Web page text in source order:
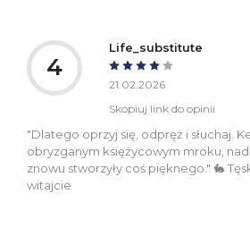
4
Life_substitute
21.02.2026
Skopiuj link do opinii
"Dlatego oprzyj się, odpręż i słuchaj.
obryzganym księżycowym mroku,
znowu stworzyły coś pięknego." 🐇
witajcie